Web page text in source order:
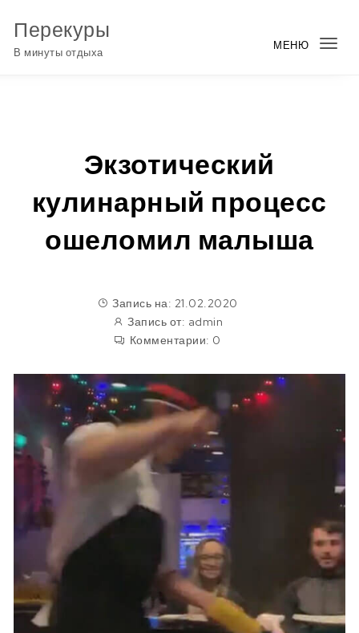
Перекуры
В минуты отдыха
МЕНЮ
Экзотический
кулинарный процесс
ошеломил малыша
Запись на: 21.02.2020
Запись от: admin
Комментарии: 0